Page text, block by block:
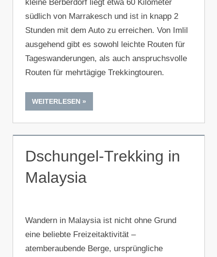
kleine Berberdorf liegt etwa 60 Kilometer
südlich von Marrakesch und ist in knapp 2
Stunden mit dem Auto zu erreichen. Von Imlil
ausgehend gibt es sowohl leichte Routen für
Tageswanderungen, als auch anspruchsvolle
Routen für mehrtägige Trekkingtouren.
WEITERLESEN
Dschungel-Trekking in
Malaysia
Wandern in Malaysia ist nicht ohne Grund
eine beliebte Freizeitaktivität –
atemberaubende Berge, ursprüngliche